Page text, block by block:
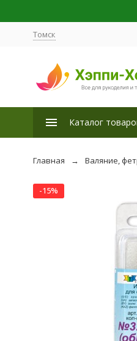
Томск
Каталог
Главная Валяние,
-15%